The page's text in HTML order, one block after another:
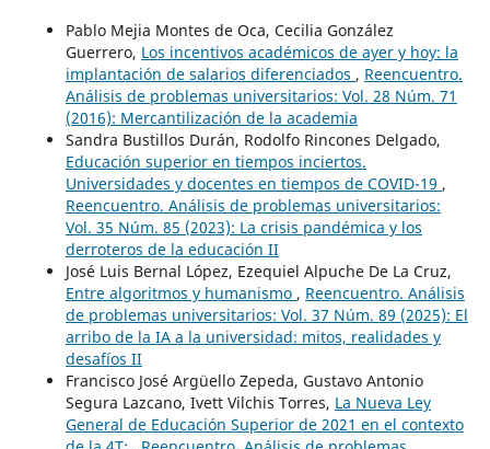
Pablo Mejia Montes de Oca, Cecilia González
Guerrero, Los incentivos académicos de ayer y hoy: la
implantación de salarios diferenciados , Reencuentro.
Análisis de problemas universitarios: Vol. 28 Núm. 71
(2016): Mercantilización de la academia
Sandra Bustillos Durán, Rodolfo Rincones Delgado,
Educación superior en tiempos inciertos.
Universidades y docentes en tiempos de COVID-19 ,
Reencuentro. Análisis de problemas universitarios:
Vol. 35 Núm. 85 (2023): La crisis pandémica y los
derroteros de la educación II
José Luis Bernal López, Ezequiel Alpuche De La Cruz,
Entre algoritmos y humanismo , Reencuentro. Análisis
de problemas universitarios: Vol. 37 Núm. 89 (2025): El
arribo de la IA a la universidad: mitos, realidades y
desafíos II
Francisco José Argüello Zepeda, Gustavo Antonio
Segura Lazcano, Ivett Vilchis Torres, La Nueva Ley
General de Educación Superior de 2021 en el contexto